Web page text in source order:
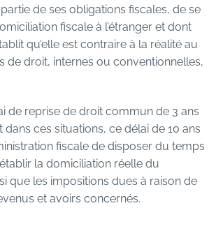
de ses obligations fiscales, de se
fiscale à l’étranger et dont
qu’elle est contraire à la réalité au
de droit, internes ou conventionnelles,
de reprise de droit commun de 3 ans
dans ces situations, ce délai de 10 ans
fiscale de disposer du temps
la domiciliation réelle du
que les impositions dues à raison de
et avoirs concernés.